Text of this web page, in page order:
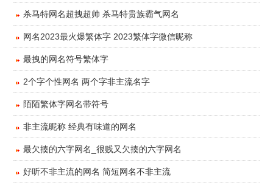
杀马特网名超拽超帅 杀马特贵族霸气网名
网名2023最火爆繁体字 2023繁体字微信昵称
最拽的网名符号繁体字
2个字个性网名 两个字非主流名字
陌陌繁体字网名带符号
非主流昵称 经典有味道的网名
最欠揍的六字网名_很贱又欠揍的六字网名
好听不非主流的网名 简短网名不非主流